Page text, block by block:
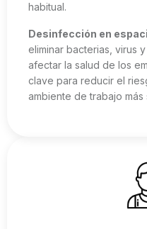
habitual.
Desinfección en
eliminar bacterias, virus
afectar la salud de los
clave para reducir el
ambiente de trabajo más